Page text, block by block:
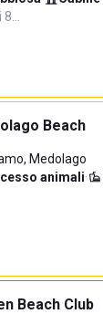
Beach
Medolago
animali·
Beach Club